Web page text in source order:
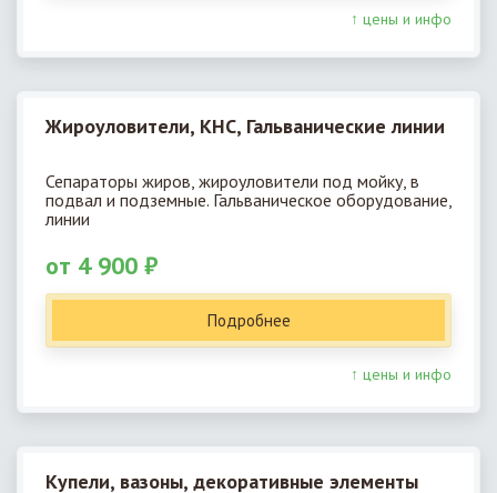
↑ цены и инфо
Жироуловители, КНС, Гальванические линии
Сепараторы жиров, жироуловители под мойку, в
подвал и подземные. Гальваническое оборудование,
линии
от 4 900 ₽
Подробнее
↑ цены и инфо
Купели, вазоны, декоративные элементы